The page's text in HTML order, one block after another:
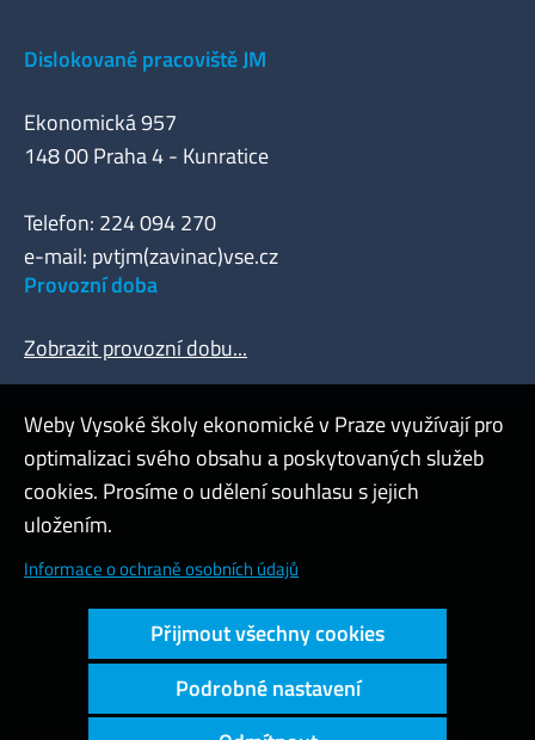
Dislokované pracoviště JM
Ekonomická 957
148 00 Praha 4 - Kunratice
Telefon: 224 094 270
e-mail: pvtjm(zavinac)vse.cz
Provozní doba
Zobrazit provozní dobu...
Webmaster
Admin
Cookies a ochrana osobních údajů
Přístupnost webu
Vysoký kontrast
Weby Vysoké školy ekonomické v Praze využívají pro
optimalizaci svého obsahu a poskytovaných služeb
cookies. Prosíme o udělení souhlasu s jejich
uložením.
Informace o ochraně osobních údajů
Přijmout všechny cookies
Podrobné nastavení